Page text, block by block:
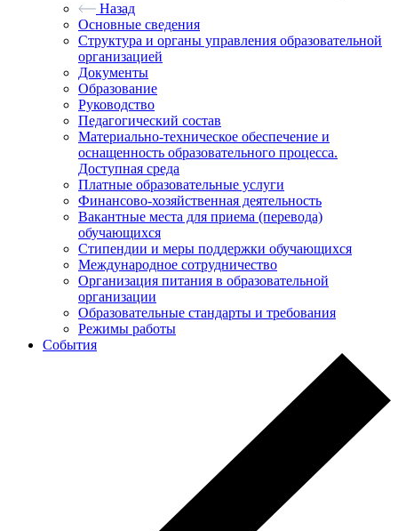
Назад
Основные сведения
Структура и органы управления образовательной
организацией
Документы
Образование
Руководство
Педагогический состав
Материально-техническое обеспечение и
оснащенность образовательного процесса.
Доступная среда
Платные образовательные услуги
Финансово-хозяйственная деятельность
Вакантные места для приема (перевода)
обучающихся
Стипендии и меры поддержки обучающихся
Международное сотрудничество
Организация питания в образовательной
организации
Образовательные стандарты и требования
Режимы работы
События